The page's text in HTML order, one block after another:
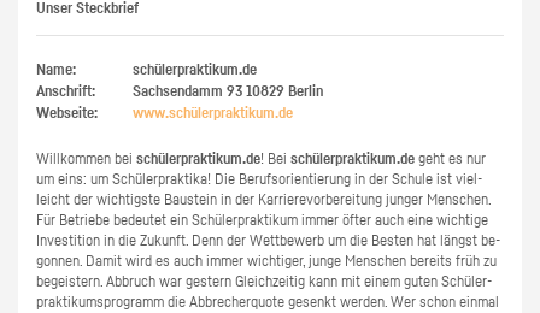
Unser Steckbrief
Name:
schülerpraktikum.de
Anschrift:
Sachsendamm 93 10829 Berlin
Webseite:
www.​schüler​prak​tiku​m.​de
Will­kom­men bei schü­ler­prak­ti­kum.de! Bei schü­ler­prak­ti­kum.de geht es nur
um eins: um Schü­ler­prak­ti­ka! Die Be­rufs­ori­en­tie­rung in der Schu­le ist viel­
leicht der wich­tigs­te Bau­stein in der Kar­rie­re­vor­be­rei­tung jun­ger Men­schen.
Für Be­trie­be be­deu­tet ein Schü­ler­prak­ti­kum immer öfter auch eine wich­ti­ge
In­ves­ti­ti­on in die Zu­kunft. Denn der Wett­be­werb um die Bes­ten hat längst be­
gon­nen. Damit wird es auch immer wich­ti­ger, junge Men­schen be­reits früh zu
be­geis­tern. Ab­bruch war ges­tern Gleich­zei­tig kann mit einem guten Schü­ler­
prak­ti­kums­pro­gramm die Ab­bre­cher­quo­te ge­senkt wer­den. Wer schon ein­mal